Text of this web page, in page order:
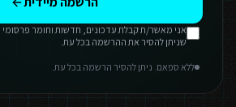
שניתן להסיר את ההרשמה בכל עת.
ללא ספאם. ניתן להסיר הרשמה בכל עת.